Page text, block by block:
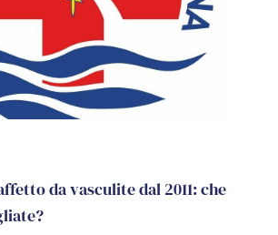
da vasculite dal 2011: che